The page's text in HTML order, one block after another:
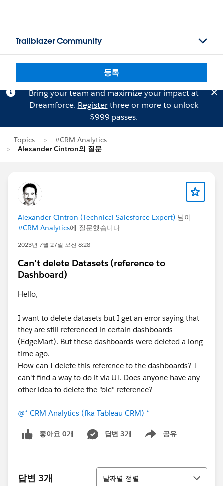
Trailblazer Community
등록
Bring your team and maximize your impact at
Dreamforce. Registerthree or more to unlock
$999 passes.
Topics
#CRM Analytics
Alexander Cintron의 질문
Alexander Cintron (Technical Salesforce Expert) 님이
#CRM Analytics에 질문했습니다
2023년 7월 27일 오전 8:28
Can't delete Datasets (reference to
Dashboard)
Hello,
I want to delete datasets but I get an error saying that
they are still referenced in certain dashboards
(EdgeMart). But these dashboards were deleted a long
time ago.
How can I delete this reference to the dashboards? I
can't find a way to do it via UI. Does anyone have any
other idea to delete the "old" reference?
@* CRM Analytics (fka Tableau CRM) *
좋아요 0개 답변 3개 공유
Show menu
답변 3개
정렬
날짜별 정렬